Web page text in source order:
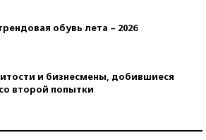
обувь лета – 2026
и бизнесмены, добившиеся
второй попытки